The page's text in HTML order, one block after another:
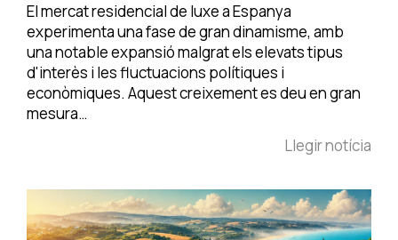
El mercat residencial de luxe a Espanya
experimenta una fase de gran dinamisme, amb
una notable expansió malgrat els elevats tipus
d'interès i les fluctuacions polítiques i
econòmiques. Aquest creixement es deu en gran
mesura…
Llegir notícia